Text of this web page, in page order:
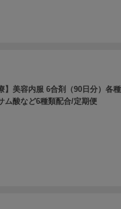
】美容内服 6合剤（90日分）各
ム酸など6種類配合/定期便